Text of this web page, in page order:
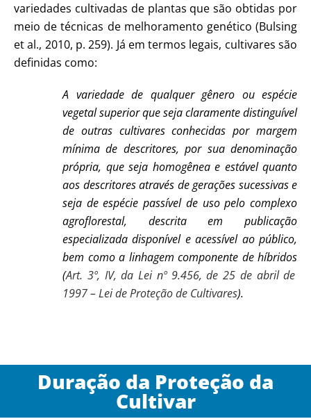
variedades cultivadas de plantas que são obtidas por
meio de técnicas de melhoramento genético (Bulsing
et al., 2010, p. 259). Já em termos legais, cultivares são
definidas como:
A variedade de qualquer gênero ou espécie
vegetal superior que seja claramente distinguível
de outras cultivares conhecidas por margem
mínima de descritores, por sua denominação
própria, que seja homogênea e estável quanto
aos descritores através de gerações sucessivas e
seja de espécie passível de uso pelo complexo
agroflorestal, descrita em publicação
especializada disponível e acessível ao público,
bem como a linhagem componente de híbridos
(Art. 3º, IV, da Lei nº 9.456, de 25 de abril de
1997 – Lei de Proteção de Cultivares).
Duração da Proteção da
Cultivar